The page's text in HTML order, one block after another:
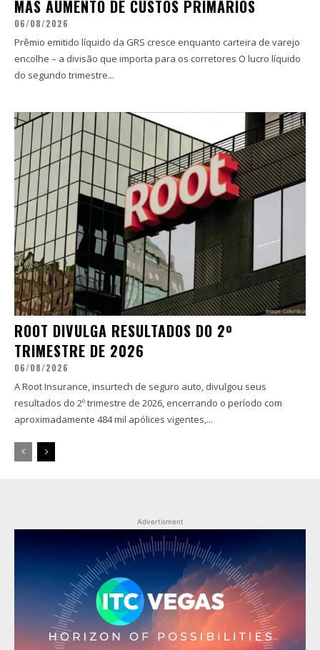
MAS AUMENTO DE CUSTOS PRIMÁRIOS
06/08/2026
Prêmio emitido líquido da GRS cresce enquanto carteira de varejo
encolhe – a divisão que importa para os corretores O lucro líquido
do segundo trimestre...
ROOT DIVULGA RESULTADOS DO 2º
TRIMESTRE DE 2026
06/08/2026
A Root Insurance, insurtech de seguro auto, divulgou seus
resultados do 2º trimestre de 2026, encerrando o período com
aproximadamente 484 mil apólices vigentes,...
Advertisment